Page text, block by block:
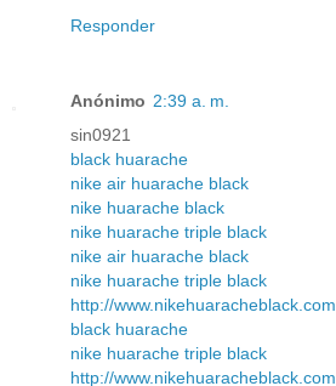
Responder
Anónimo 2:39 a. m.
sin0921
black huarache
nike air huarache black
nike huarache black
nike huarache triple black
nike air huarache black
nike huarache triple black
http://www.nikehuaracheblack.com
black huarache
nike huarache triple black
http://www.nikehuaracheblack.com